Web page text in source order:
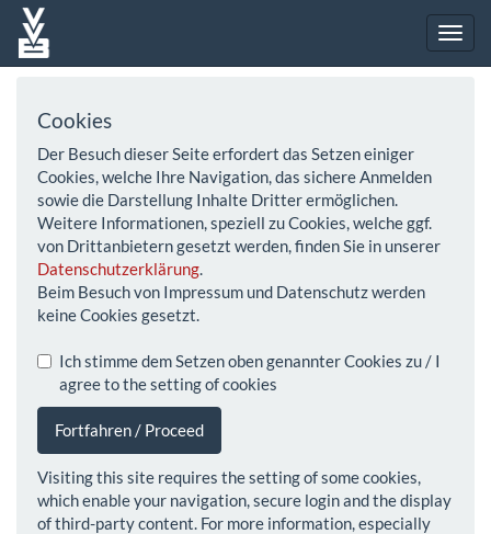
Cookies
Der Besuch dieser Seite erfordert das Setzen einiger
Cookies, welche Ihre Navigation, das sichere Anmelden
sowie die Darstellung Inhalte Dritter ermöglichen.
Weitere Informationen, speziell zu Cookies, welche ggf.
von Drittanbietern gesetzt werden, finden Sie in unserer
Datenschutzerklärung.
Beim Besuch von Impressum und Datenschutz werden
keine Cookies gesetzt.
Ich stimme dem Setzen oben genannter Cookies zu / I
agree to the setting of cookies
Fortfahren / Proceed
Visiting this site requires the setting of some cookies,
which enable your navigation, secure login and the display
of third-party content. For more information, especially